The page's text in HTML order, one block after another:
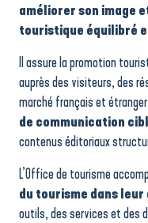
améliorer son image
touristique équilibré
Il assure la promotion
auprès des visiteurs, des
marché français et
de communication
contenus éditoriaux
L’Office de tourisme
du tourisme dans leur
outils, des services et des